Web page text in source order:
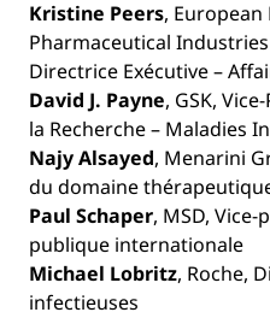
Kristine Peers,
Pharmaceutical Industries
Directrice Exécutive –
David J. Payne, GSK,
la Recherche – Maladies
Najy Alsayed, Menarini
du domaine
Paul Schaper, MSD,
publique internationale
Michael Lobritz, Roche,
infectieuses